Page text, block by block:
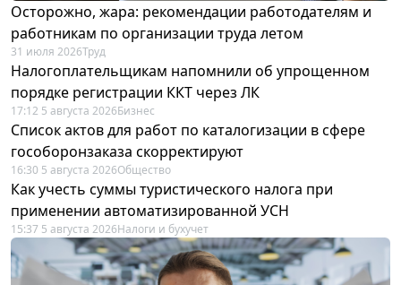
Осторожно, жара: рекомендации работодателям и
работникам по организации труда летом
31 июля 2026Труд
Налогоплательщикам напомнили об упрощенном
порядке регистрации ККТ через ЛК
17:12 5 августа 2026Бизнес
Список актов для работ по каталогизации в сфере
гособоронзаказа скорректируют
16:30 5 августа 2026Общество
Как учесть суммы туристического налога при
применении автоматизированной УСН
15:37 5 августа 2026Налоги и бухучет